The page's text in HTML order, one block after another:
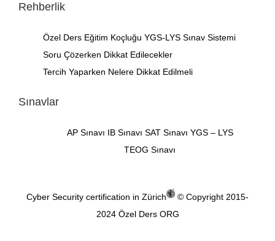
Rehberlik
Özel Ders Eğitim Koçluğu YGS-LYS Sınav Sistemi
Soru Çözerken Dikkat Edilecekler
Tercih Yaparken Nelere Dikkat Edilmeli
Sınavlar
AP Sınavı IB Sınavı SAT Sınavı YGS – LYS
TEOG Sınavı
Cyber Security certification in Zürich
© Copyright 2015-
2024 Özel Ders ORG